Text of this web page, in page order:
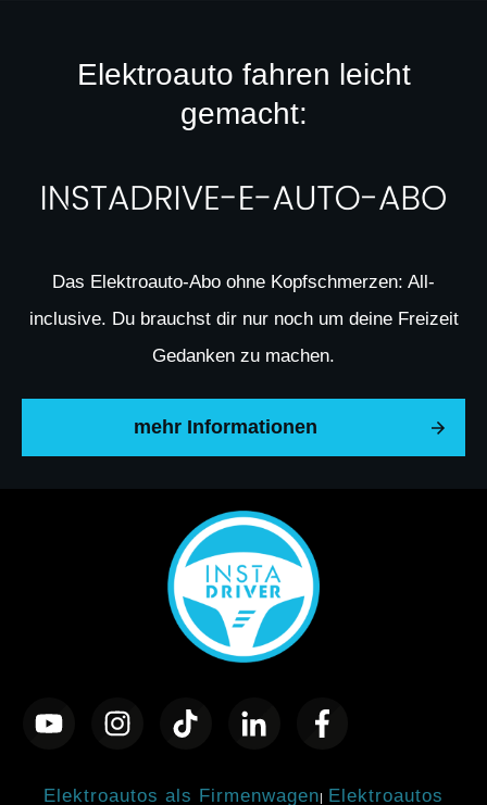
Elektroauto fahren leicht
gemacht:
Das Elektroauto-Abo ohne Kopfschmerzen: All-
inclusive. Du brauchst dir nur noch um deine Freizeit
Gedanken zu machen.
mehr Informationen
Elektroautos als Firmenwagen| Elektroautos